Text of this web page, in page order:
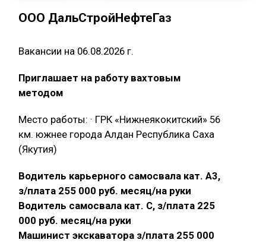
ООО ДальСтройНефтеГаз
Вакансии на 06.08.2026 г.
Приглашает на работу вахтовым
методом
Место работы: · ГРК «Нижнеякокитский» 56
км. южнее города Алдан Республика Саха
(Якутия)
Водитель карьерного самосвала кат. А3,
з/плата 255 000 руб. месяц/на руки
Водитель самосвала кат. С, з/плата 225
000 руб. месяц/на руки
Машинист экскаватора з/плата 255 000